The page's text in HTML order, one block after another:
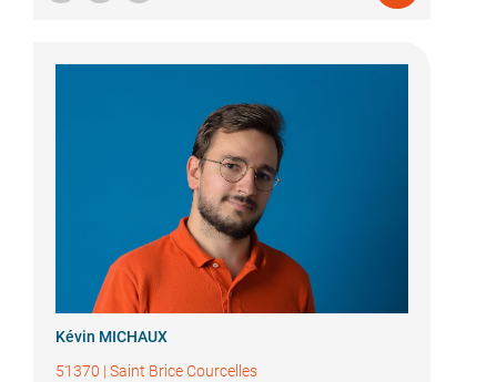
Kévin MICHAUX
51370 | Saint Brice Courcelles